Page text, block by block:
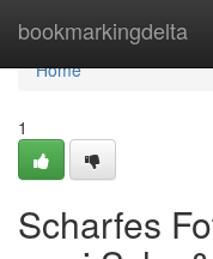
bookmarkingdelta
Home
Home
1
Scharfes